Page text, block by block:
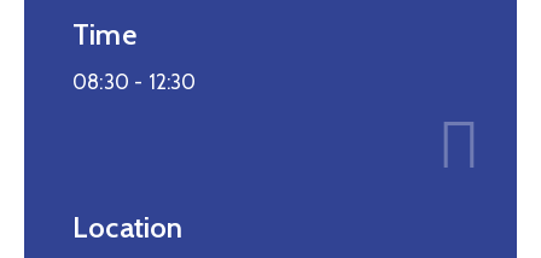
Time
08:30 - 12:30
Location